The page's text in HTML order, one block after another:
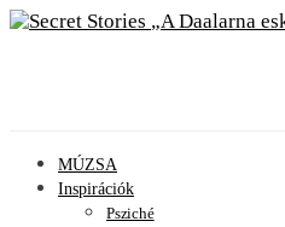
A Daalarna
MÚZSA
Inspirációk
Psziché